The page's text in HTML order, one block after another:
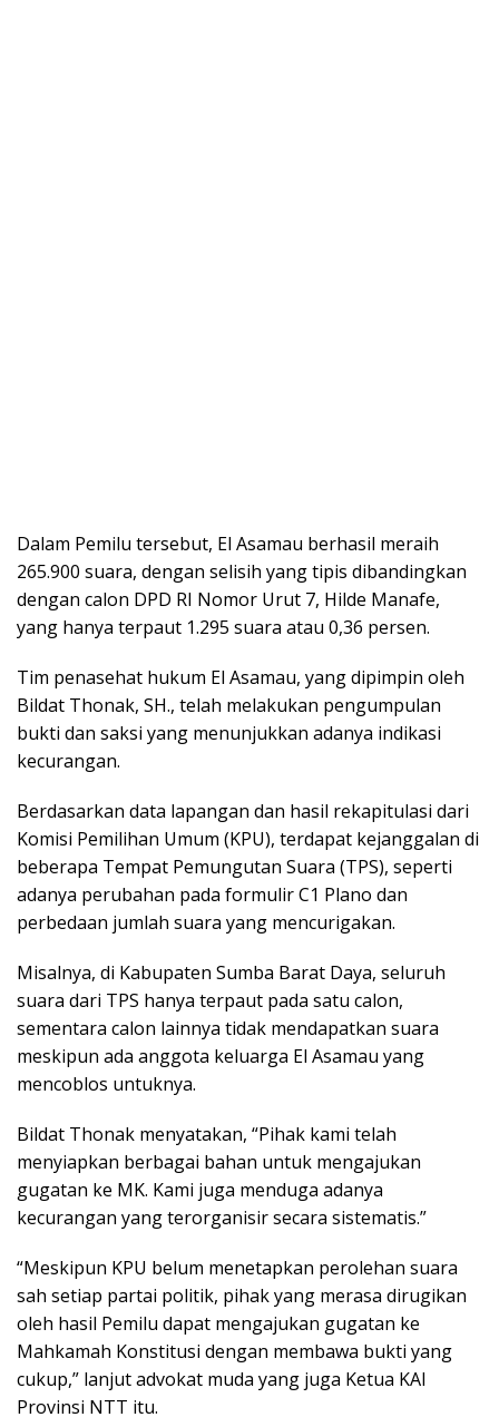
Dalam Pemilu tersebut, El Asamau berhasil meraih
265.900 suara, dengan selisih yang tipis dibandingkan
dengan calon DPD RI Nomor Urut 7, Hilde Manafe,
yang hanya terpaut 1.295 suara atau 0,36 persen.
Tim penasehat hukum El Asamau, yang dipimpin oleh
Bildat Thonak, SH., telah melakukan pengumpulan
bukti dan saksi yang menunjukkan adanya indikasi
kecurangan.
Berdasarkan data lapangan dan hasil rekapitulasi dari
Komisi Pemilihan Umum (KPU), terdapat kejanggalan di
beberapa Tempat Pemungutan Suara (TPS), seperti
adanya perubahan pada formulir C1 Plano dan
perbedaan jumlah suara yang mencurigakan.
Misalnya, di Kabupaten Sumba Barat Daya, seluruh
suara dari TPS hanya terpaut pada satu calon,
sementara calon lainnya tidak mendapatkan suara
meskipun ada anggota keluarga El Asamau yang
mencoblos untuknya.
Bildat Thonak menyatakan, “Pihak kami telah
menyiapkan berbagai bahan untuk mengajukan
gugatan ke MK. Kami juga menduga adanya
kecurangan yang terorganisir secara sistematis.”
“Meskipun KPU belum menetapkan perolehan suara
sah setiap partai politik, pihak yang merasa dirugikan
oleh hasil Pemilu dapat mengajukan gugatan ke
Mahkamah Konstitusi dengan membawa bukti yang
cukup,” lanjut advokat muda yang juga Ketua KAI
Provinsi NTT itu.